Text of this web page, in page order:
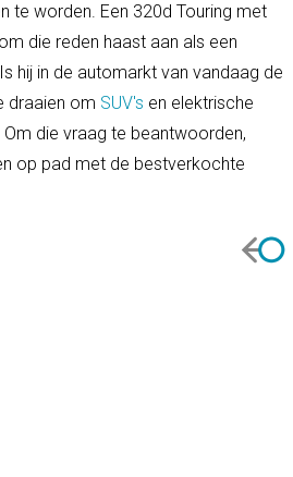
te worden. Een 320d Touring met
die reden haast aan als een
hij in de automarkt van vandaag de
draaien om SUV's en elektrische
die vraag te beantwoorden,
op pad met de bestverkochte